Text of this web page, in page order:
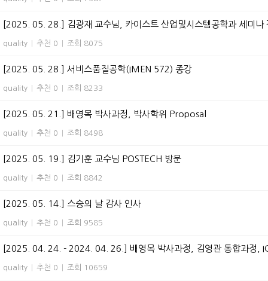
[2025. 05. 28.] 김광재 교수님, 카이스트 산업및시스템공학과 세미나
quality 추천 0 조회 8075
[2025. 05. 28.] 서비스품질공학(IMEN 572) 종강
quality 추천 0 조회 8233
[2025. 05. 21.] 배영목 박사과정, 박사학위 Proposal
quality 추천 0 조회 8498
[2025. 05. 19.] 김기훈 교수님 POSTECH 방문
quality 추천 0 조회 8842
[2025. 05. 14.] 스승의 날 감사 인사
quality 추천 0 조회 9585
[2025. 04. 24. - 2024. 04. 26.] 배영목 박사과정, 김영관 통합과정,
quality 추천 0 조회 10659